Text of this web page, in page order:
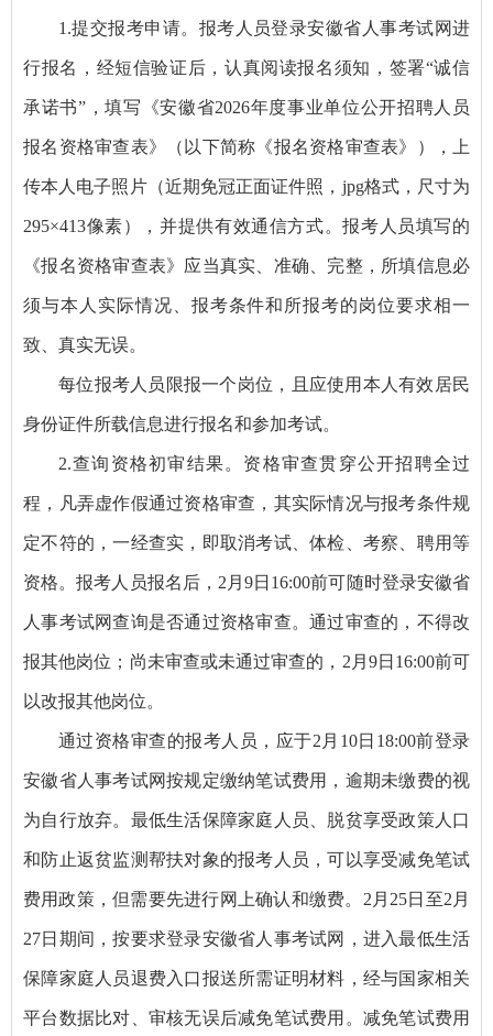
1.提交报考申请。报考人员登录安徽省人事考试网进
行报名，经短信验证后，认真阅读报名须知，签署“诚信
承诺书”，填写《安徽省2026年度事业单位公开招聘人员
报名资格审查表》（以下简称《报名资格审查表》），上
传本人电子照片（近期免冠正面证件照，jpg格式，尺寸为
295×413像素），并提供有效通信方式。报考人员填写的
《报名资格审查表》应当真实、准确、完整，所填信息必
须与本人实际情况、报考条件和所报考的岗位要求相一
致、真实无误。
每位报考人员限报一个岗位，且应使用本人有效居民
身份证件所载信息进行报名和参加考试。
2.查询资格初审结果。资格审查贯穿公开招聘全过
程，凡弄虚作假通过资格审查，其实际情况与报考条件规
定不符的，一经查实，即取消考试、体检、考察、聘用等
资格。报考人员报名后，2月9日16:00前可随时登录安徽省
人事考试网查询是否通过资格审查。通过审查的，不得改
报其他岗位；尚未审查或未通过审查的，2月9日16:00前可
以改报其他岗位。
通过资格审查的报考人员，应于2月10日18:00前登录
安徽省人事考试网按规定缴纳笔试费用，逾期未缴费的视
为自行放弃。最低生活保障家庭人员、脱贫享受政策人口
和防止返贫监测帮扶对象的报考人员，可以享受减免笔试
费用政策，但需要先进行网上确认和缴费。2月25日至2月
27日期间，按要求登录安徽省人事考试网，进入最低生活
保障家庭人员退费入口报送所需证明材料，经与国家相关
平台数据比对、审核无误后减免笔试费用。减免笔试费用